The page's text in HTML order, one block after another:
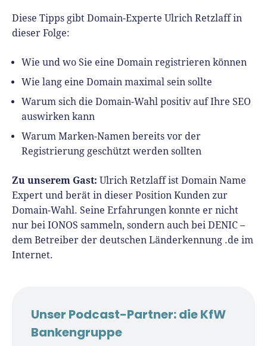
Diese Tipps gibt Domain-Experte Ulrich Retzlaff in
dieser Folge:
Wie und wo Sie eine Domain registrieren können
Wie lang eine Domain maximal sein sollte
Warum sich die Domain-Wahl positiv auf Ihre SEO
auswirken kann
Warum Marken-Namen bereits vor der
Registrierung geschützt werden sollten
Zu unserem Gast: Ulrich Retzlaff ist Domain Name
Expert und berät in dieser Position Kunden zur
Domain-Wahl. Seine Erfahrungen konnte er nicht
nur bei IONOS sammeln, sondern auch bei DENIC –
dem Betreiber der deutschen Länderkennung .de im
Internet.
Unser Podcast-Partner: die KfW
Bankengruppe